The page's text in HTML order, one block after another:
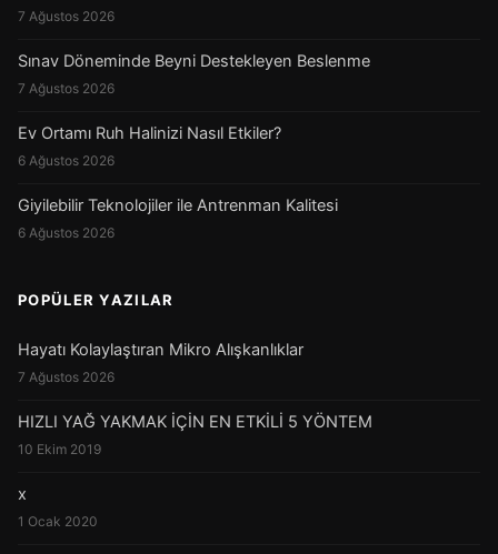
7 Ağustos 2026
Sınav Döneminde Beyni Destekleyen Beslenme
7 Ağustos 2026
Ev Ortamı Ruh Halinizi Nasıl Etkiler?
6 Ağustos 2026
Giyilebilir Teknolojiler ile Antrenman Kalitesi
6 Ağustos 2026
POPÜLER YAZILAR
Hayatı Kolaylaştıran Mikro Alışkanlıklar
7 Ağustos 2026
HIZLI YAĞ YAKMAK İÇİN EN ETKİLİ 5 YÖNTEM
10 Ekim 2019
x
1 Ocak 2020